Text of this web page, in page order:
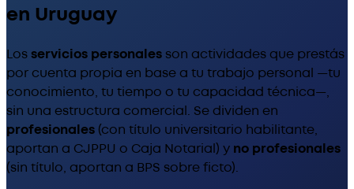
en Uruguay
Losservicios personales son actividades que prestás
por cuenta propia en base a tu trabajo personal —tu
conocimiento, tu tiempo o tu capacidad técnica—,
sin una estructura comercial. Se dividen en
profesionales (con título universitario habilitante,
aportan a CJPPU o Caja Notarial) y no profesionales
(sin título, aportan a BPS sobre ficto).